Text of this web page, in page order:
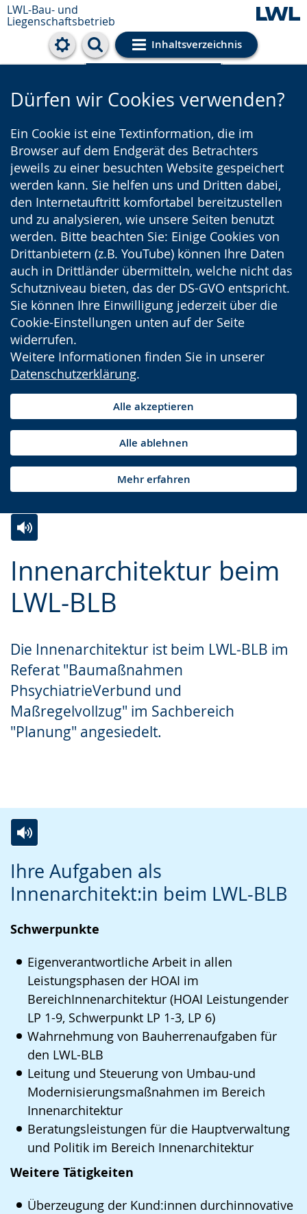
LWL-Bau- und
Liegenschaftsbetrieb
Inhaltsverzeichnis
Cookie-Einstellungen
Dürfen wir Cookies verwenden?
Ein Cookie ist eine Textinformation, die im
Browser auf dem Endgerät des Betrachters
jeweils zu einer besuchten Website gespeichert
werden kann. Sie helfen uns und Dritten dabei,
den Internetauftritt komfortabel bereitzustellen
und zu analysieren, wie unsere Seiten benutzt
werden. Bitte beachten Sie: Einige Cookies von
Drittanbietern (z.B. YouTube) können Ihre Daten
auch in Drittländer übermitteln, welche nicht das
Schutzniveau bieten, das der DS-GVO entspricht.
Sie können Ihre Einwilligung jederzeit über die
Cookie-Einstellungen unten auf der Seite
widerrufen.
Weitere Informationen finden Sie in unserer
Datenschutzerklärung.
Alle akzeptieren
Alle ablehnen
Mehr erfahren
Innenarchitektur beim
LWL-BLB
Die Innenarchitektur ist beim LWL-BLB im
Referat "Baumaßnahmen
PhsychiatrieVerbund und
Maßregelvollzug" im Sachbereich
"Planung" angesiedelt.
Leichten
Sprache
wechseln.
Audio-
Unterstützung.
Video
in
Deutscher
wird
angezeigt.
Ihre Aufgaben als
Innenarchitekt:in beim LWL-BLB
Schwerpunkte
Eigenverantwortliche Arbeit in allen
Leistungsphasen der HOAI im
BereichInnenarchitektur (HOAI Leistungender
LP 1-9, Schwerpunkt LP 1-3, LP 6)
Wahrnehmung von Bauherrenaufgaben für
den LWL-BLB
Leitung und Steuerung von Umbau-und
Modernisierungsmaßnahmen im Bereich
Innenarchitektur
Beratungsleistungen für die Hauptverwaltung
und Politik im Bereich Innenarchitektur
Weitere Tätigkeiten
Überzeugung der Kund:innen durchinnovative
Leichten
Sprache
Audio-
Unterstützung.
Video
in
Gebärdensprache
wird
angezeigt.